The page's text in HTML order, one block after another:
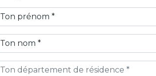
Ton département de résidence *